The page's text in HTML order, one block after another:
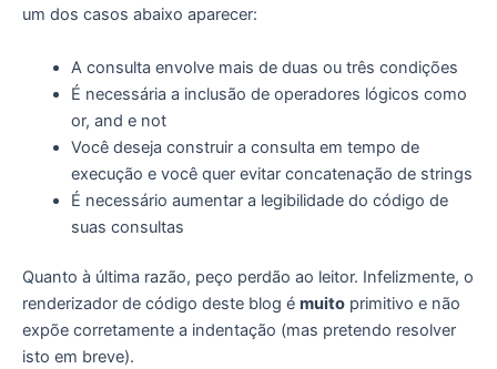
um dos casos abaixo aparecer:
A consulta envolve mais de duas ou três condições
É necessária a inclusão de operadores lógicos como
or, and e not
Você deseja construir a consulta em tempo de
execução e você quer evitar concatenação de strings
É necessário aumentar a legibilidade do código de
suas consultas
Quanto à última razão, peço perdão ao leitor. Infelizmente, o
renderizador de código deste blog é muito primitivo e não
expõe corretamente a indentação (mas pretendo resolver
isto em breve).